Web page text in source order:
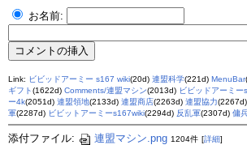
お名前:
Link: ビビッドアーミー s167 wiki(20d) 連盟科学(221d) MenuBar
ギフト(1622d) Comments/連盟マシン(2013d) ビビッドアーミー
ー4k(2051d) 連盟領地(2133d) 連盟商店(2263d) 連盟協力(2267d)
軍(2287d) ビビットアーミーs167wiki(2294d) 反乱軍(2307d) 傭
添付ファイル: 連盟マシン.png 1204件 [詳細]